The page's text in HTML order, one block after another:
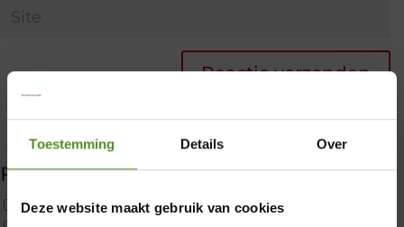
Toestemming Details Over
Deze website maakt gebruik van cookies
Filter producten
Uncategorized